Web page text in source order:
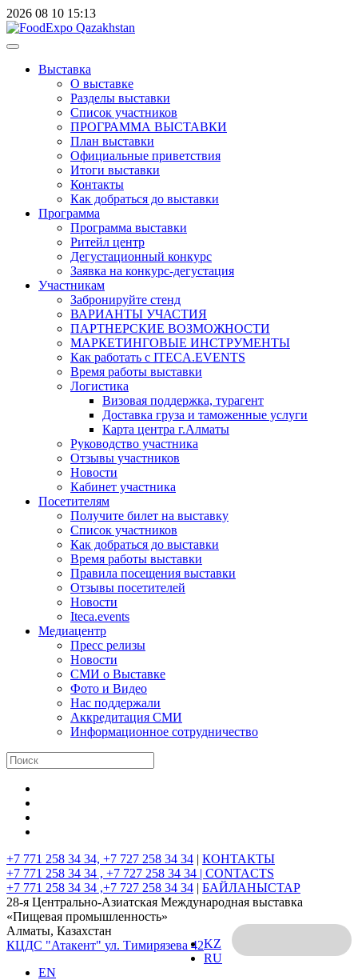
2026 08 10 15:13
Выставка
О выставке
Разделы выставки
Список участников
ПРОГРАММА ВЫСТАВКИ
План выставки
Официальные приветствия
Итоги выставки
Контакты
Как добраться до выставки
Программа
Программа выставки
Ритейл центр
Дегустационный конкурс
Заявка на конкурс-дегустация
Участникам
Забронируйте стенд
ВАРИАНТЫ УЧАСТИЯ
ПАРТНЕРСКИЕ ВОЗМОЖНОСТИ
МАРКЕТИНГОВЫЕ ИНСТРУМЕНТЫ
Как работать с ITECA.EVENTS
Время работы выставки
Логистика
Визовая поддержка, турагент
Доставка груза и таможенные услуги
Карта центра г.Алматы
Руководство участника
Отзывы участников
Новости
Кабинет участника
Посетителям
Получите билет на выставку
Список участников
Как добраться до выставки
Время работы выставки
Правила посещения выставки
Отзывы посетителей
Новости
Iteca.events
Медиацентр
Пресс релизы
Новости
СМИ о Выставке
Фото и Видео
Нас поддержали
Аккредитация СМИ
Информационное сотрудничество
+7 771 258 34 34, +7 727 258 34 34 | КОНТАКТЫ
+7 771 258 34 34 , +7 727 258 34 34 | CONTACTS
+7 771 258 34 34 ,+7 727 258 34 34 | БАЙЛАНЫСТАР
28-я Центрально-Азиатская Международная выставка
«Пищевая промышленность»
Алматы, Казахстан
КЦДС "Атакент" ул. Тимирязева 42KZ
RU
EN